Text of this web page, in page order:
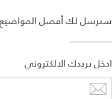
سنرسل لك أفضل المواضيع
ادخل بريدك الالكتروني